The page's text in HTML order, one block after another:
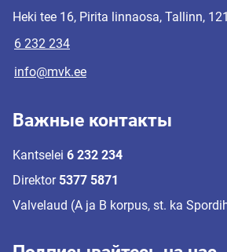
Heki tee 16, Pirita linnaosa, Tallinn,
6 232 234
info@mvk.ee
Важные контакты
Kantselei 6 232 234
Direktor 5377 5871
Valvelaud (A ja B korpus, st. ka